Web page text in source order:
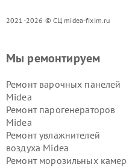
2021-2026 © СЦ midea-fixim.ru
Мы ремонтируем
Ремонт варочных панелей
Midea
Ремонт парогенераторов
Midea
Ремонт увлажнителей
воздуха Midea
Ремонт морозильных камер